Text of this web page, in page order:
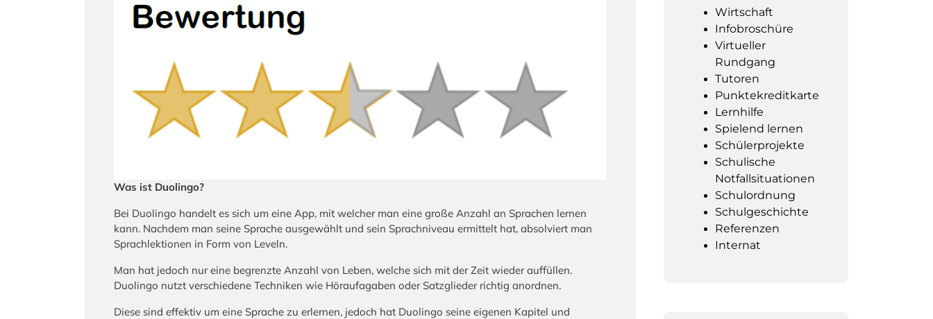
Was ist Duolingo?
Bei Duolingo handelt es sich um eine App, mit welcher man eine große Anzahl an Sprachen lernen
kann. Nachdem man seine Sprache ausgewählt und sein Sprachniveau ermittelt hat, absolviert man
Sprachlektionen in Form von Leveln.
Man hat jedoch nur eine begrenzte Anzahl von Leben, welche sich mit der Zeit wieder auffüllen.
Duolingo nutzt verschiedene Techniken wie Höraufagaben oder Satzglieder richtig anordnen.
Diese sind effektiv um eine Sprache zu erlernen, jedoch hat Duolingo seine eigenen Kapitel und
Wirtschaft
Infobroschüre
Virtueller
Rundgang
Tutoren
Punktekreditkarte
Lernhilfe
Spielend lernen
Schülerprojekte
Schulische
Notfallsituationen
Schulordnung
Schulgeschichte
Referenzen
Internat